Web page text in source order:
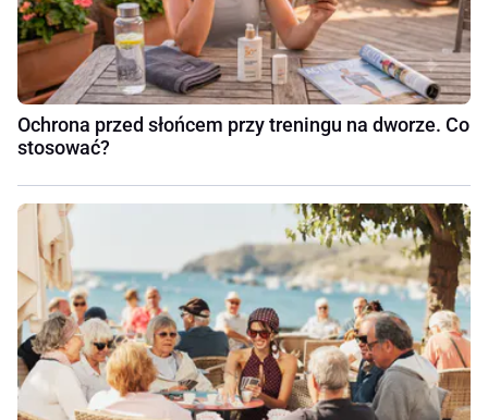
Ochrona przed słońcem przy treningu na dworze. Co
stosować?